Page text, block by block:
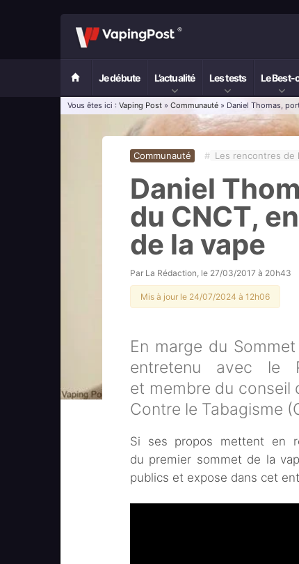
Je débute L’actualité Les tests Le Best-
Vous êtes ici : Vaping Post » Communauté » Daniel Thomas,
Communauté # Les rencontres de
Daniel
du CNCT,
de la vape
Par La Rédaction, le 27/03/2017 à 20h43
Mis à jour le 24/07/2024 à 12h06
En marge du
entretenu avec le
et membre du conseil
Contre le Tabagisme
Si ses propos mettent en
du premier sommet de la
publics et expose dans cet